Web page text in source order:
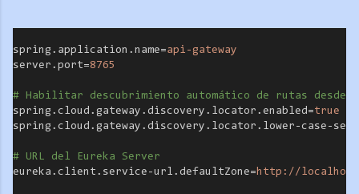
spring.application.name=api-gateway
server.port=8765
# Habilitar descubrimiento automático de rutas desde
spring.cloud.gateway.discovery.locator.enabled=true
spring.cloud.gateway.discovery.locator.lower-case-
# URL del Eureka Server
eureka.client.service-url.defaultZone=http://